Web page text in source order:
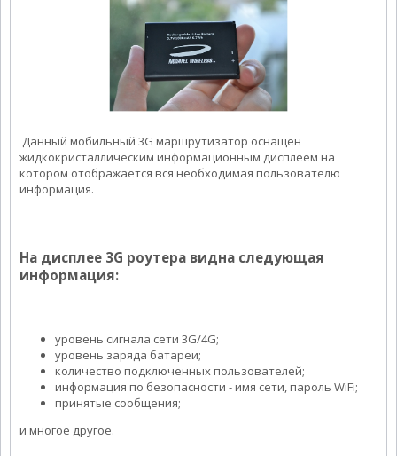
Данный мобильный 3G маршрутизатор оснащен
жидкокристаллическим информационным дисплеем на
котором отображается вся необходимая пользователю
информация.
На дисплее 3G роутера видна следующая
информация:
уровень сигнала сети 3G/4G;
уровень заряда батареи;
количество подключенных пользователей;
информация по безопасности - имя сети, пароль WiFi;
принятые сообщения;
и многое другое.